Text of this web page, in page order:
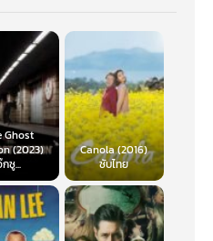
น้าใหม่และศัตรูเก่าก็จะปรากฏตัวอีก
รู้ว่าลูกชายวัย 8 ขวบของเขา (ลีโอ อา
มายสุดท้ายในการล้างแค้นของดันเต้
ปสรรคนานัปการ ดอม ทอเร็ตโต้ (วิน
เฉือนคม ชนะสงครามประสาทและแซง
ขาได้ ยูนิเวอร์แซล พิคเจอร์ส ได้ฤกษ์
มาให้แฟน ๆ ทั่วโลกได้ตื่นเต้น ที่มีความ
เป็นบทสรุปภาคสุดท้ายของหนังเรื่องนี้
มือนว่าจะเชื่อมโยงกับภารกิจที่นครริโอ
ให้ ดานเต้ (เจสัน โมโมอา) กลับมาปรากฏ
ม โดยที่ครั้งนี้จะเป็นศึกที่ยิ่งใหญ่กว่า
ป้องครอบครัวตัวเอง หรือสมาชิกแก๊งซิ่ง
Ghost
(2023)
ซู...
Canola (2016)
ซับไทย